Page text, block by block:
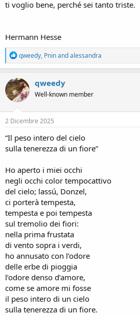
ti voglio bene, perché sei tanto triste.
Hermann Hesse
R
e
a
c
t
i
o
n
s
qweedy, Pninandalessandra
qweedy
Well-known member
2 Dicembre 2025
“Il peso intero del cielo
sulla tenerezza di un fiore”
Ho aperto i miei occhi
negli occhi color tempocattivo
del cielo; lassú, Donzel,
ci porterà tempesta,
tempesta e poi tempesta
sul tremolio dei fiori:
nella prima frustata
di vento sopra i verdi,
ho annusato con l’odore
delle erbe di pioggia
l’odore denso d’amore,
come se amore mi fosse
il peso intero di un cielo
sulla tenerezza di un fiore.